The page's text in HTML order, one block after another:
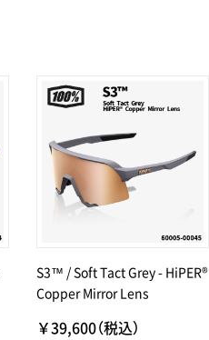
S3™ / Soft Tact Grey - HiPER®
Copper Mirror Lens
￥39,600（税込）